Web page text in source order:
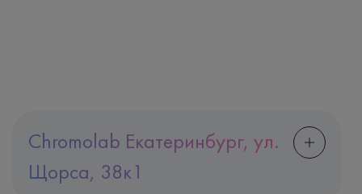
Chromolab Екатеринбург, ул.
Щорса, 38к1